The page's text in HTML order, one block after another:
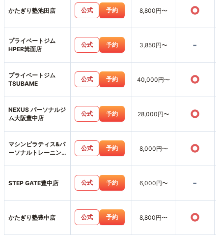
かたぎり塾池田店 公式 予約 8,800円〜 ○
プライベートジム
HPER箕面店
公式 予約 3,850円〜 -
プライベートジム
TSUBAME
公式 予約 40,000円〜 ○
NEXUS パーソナルジ
ム大阪豊中店
公式 予約 28,000円〜 ○
マシンピラティス&パ
ーソナルトレーニン
公式 予約 8,000円〜 ○
STEP GATE豊中店 公式 予約 6,000円〜 -
かたぎり塾豊中店 公式 予約 8,800円〜 ○